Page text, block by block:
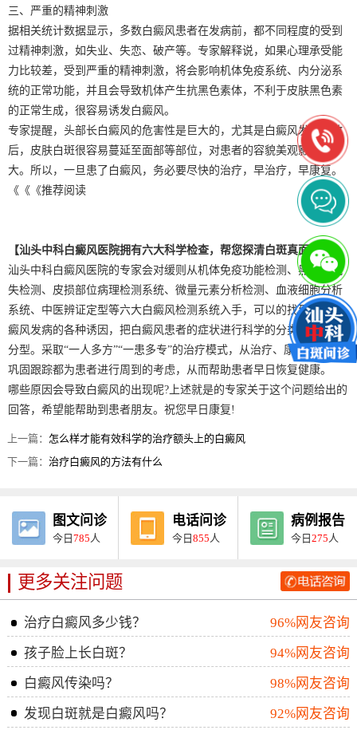
三、严重的精神刺激
据相关统计数据显示，多数白癜风患者在发病前，都不同程度的受到
过精神刺激，如失业、失恋、破产等。专家解释说，如果心理承受能
力比较差，受到严重的精神刺激，将会影响机体免疫系统、内分泌系
统的正常功能，并且会导致机体产生抗黑色素体，不利于皮肤黑色素
的正常生成，很容易诱发白癜风。
专家提醒，头部长白癜风的危害性是巨大的，尤其是白癜风发生扩散
后，皮肤白斑很容易蔓延至面部等部位，对患者的容貌美观影响更
大。所以，一旦患了白癜风，务必要尽快的治疗，早治疗，早康复。
《《《推荐阅读
【汕头中科白癜风医院拥有六大科学检查，帮您探清白斑真面目】
汕头中科白癜风医院的专家会对缓则从机体免疫功能检测、黑色素脱
失检测、皮损部位病理检测系统、微量元素分析检测、血液细胞分析
系统、中医辨证定型等六大白癜风检测系统入手，可以的找到导致白
癜风发病的各种诱因，把白癜风患者的症状进行科学的分类、分期、
分型。采取“一人多方”“一患多专”的治疗模式，从治疗、康复到愈后
巩固跟踪都为患者进行周到的考虑，从而帮助患者早日恢复健康。
哪些原因会导致白癜风的出现呢?上述就是的专家关于这个问题给出的
回答，希望能帮助到患者朋友。祝您早日康复!
上一篇： 怎么样才能有效科学的治疗额头上的白癜风
下一篇：治疗白癜风的方法有什么
图文问诊
今日785 人
电话问诊
今日855 人
病例报告
今日275 人
更多关注问题
治疗白癜风多少钱？
96%网友咨询
孩子脸上长白斑？
94%网友咨询
白癜风传染吗？
98%网友咨询
发现白斑就是白癜风吗？
92%网友咨询